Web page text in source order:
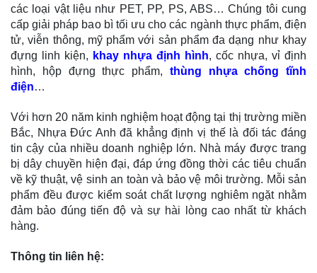
các loại vật liệu như PET, PP, PS, ABS… Chúng tôi cung
cấp giải pháp bao bì tối ưu cho các ngành thực phẩm, điện
tử, viễn thông, mỹ phẩm với sản phẩm đa dạng như khay
đựng linh kiện, khay nhựa định hình, cốc nhựa, vỉ định
hình, hộp đựng thực phẩm, thùng nhựa chống tĩnh
điện…
Với hơn 20 năm kinh nghiệm hoạt động tại thị trường miền
Bắc, Nhựa Đức Anh đã khẳng định vị thế là đối tác đáng
tin cậy của nhiều doanh nghiệp lớn. Nhà máy được trang
bị dây chuyền hiện đại, đáp ứng đồng thời các tiêu chuẩn
về kỹ thuật, vệ sinh an toàn và bảo vệ môi trường. Mỗi sản
phẩm đều được kiểm soát chất lượng nghiêm ngặt nhằm
đảm bảo đúng tiến độ và sự hài lòng cao nhất từ khách
hàng.
Thông tin liên hệ: